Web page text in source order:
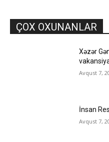
ÇOX OXUNANLAR
Xəzər
Avqust 7,
İnsan
Avqust 7,